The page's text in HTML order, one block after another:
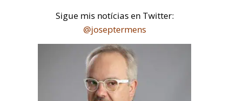
Sigue mis notícias en Twitter:
@joseptermens